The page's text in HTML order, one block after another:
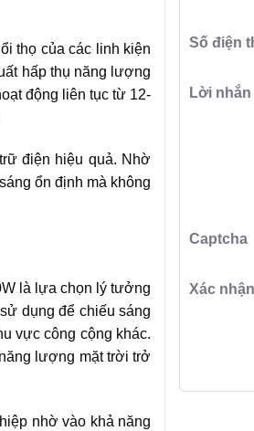
thọ của các linh kiện
hấp thụ năng lượng
động liên tục từ 12-
điện hiệu quả. Nhờ
ổn định mà không
là lựa chọn lý tưởng
dụng để chiếu sáng
vực công cộng khác.
lượng mặt trời trở
nhờ vào khả năng
Số điện
Lời nhắn
Captcha
Xác nhận